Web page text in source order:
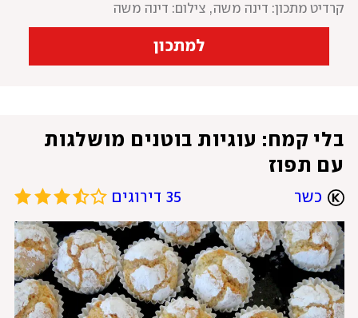
קרדיט מתכון: דינה משה, צילום: דינה משה
למתכון
עם תפוז
כשר 35 דירוגים